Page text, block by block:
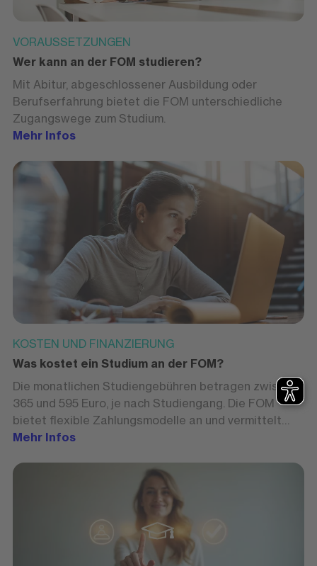
VORAUSSETZUNGEN
Wer kann an der FOM studieren?
Mit Abitur, abgeschlossener Ausbildung oder
Berufserfahrung bietet die FOM unterschiedliche
Zugangswege zum Studium.
Mehr Infos
KOSTEN UND FINANZIERUNG
Was kostet ein Studium an der FOM?
Die monatlichen Studiengebühren betragen zwischen
365 und 595 Euro, je nach Studiengang. Die FOM
bietet flexible Zahlungsmodelle an und vermittelt
Fördermöglichkeiten und Stipendien.
Mehr Infos